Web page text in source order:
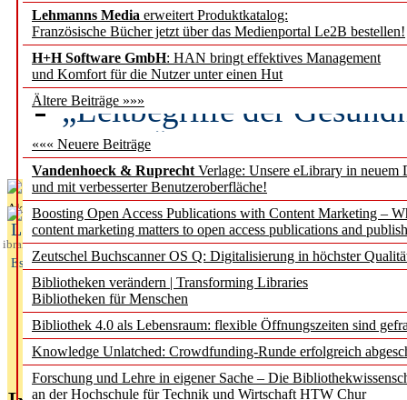
Lehmanns Media erweitert Produktkatalog:
Französische Bücher jetzt über das Medienportal Le2B bestellen!
H+H Software GmbH: HAN bringt effektives Management
und Komfort für die Nutzer unter einen Hut
Ältere Beiträge »»»
««« Neuere Beiträge
Vandenhoeck & Ruprecht Verlage: Unsere eLibrary in neuem
und mit verbesserter Benutzeroberfläche!
Boosting Open Access Publications with Content Marketing –
content marketing matters to open access publications and
Zeutschel Buchscanner OS Q: Digitalisierung in höchster
Bibliotheken verändern | Transforming Libraries
Bibliotheken für Menschen
Bibliothek 4.0 als Lebensraum: flexible Öffnungszeiten sind
Knowledge Unlatched: Crowdfunding-Runde erfolgreich
Forschung und Lehre in eigener Sache – Die
an der Hochschule für Technik und Wirtschaft HTW Chur
Künstliche Intelligenz
besser zu verstehen
„Leitbegriffe der
des BIÖG erscheinen
Aktuelles aus
L
ibrary
Essentials